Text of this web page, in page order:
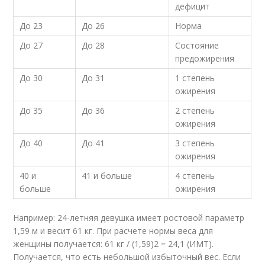
дефицит
До 23
До 26
Норма
До 27
До 28
Состояние
предожирения
До 30
До 31
1 степень
ожирения
До 35
До 36
2 степень
ожирения
До 40
До 41
3 степень
ожирения
40 и
больше
41 и больше
4 степень
ожирения
Например: 24-летняя девушка имеет ростовой параметр
1,59 м и весит 61 кг. При расчете нормы веса для
женщины получается: 61 кг / (1,59)2 = 24,1 (ИМТ).
Получается, что есть небольшой избыточный вес. Если